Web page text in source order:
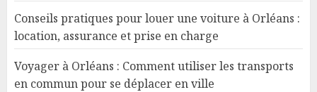
Conseils pratiques pour louer une voiture à Orléans :
location, assurance et prise en charge
Voyager à Orléans : Comment utiliser les transports
en commun pour se déplacer en ville